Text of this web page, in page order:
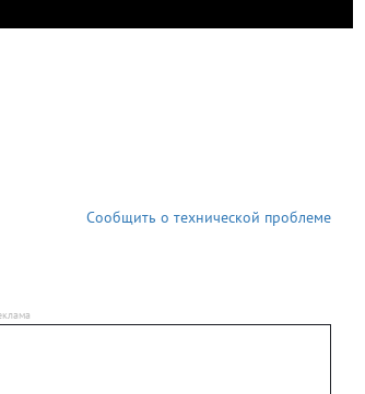
Сообщить о технической проблеме